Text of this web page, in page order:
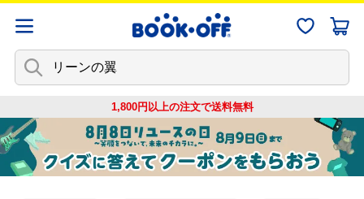
1,800円以上の注文で送料無料